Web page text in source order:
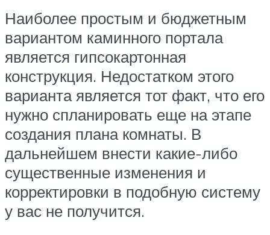
Наиболее простым и бюджетным
вариантом каминного портала
является гипсокартонная
конструкция. Недостатком этого
варианта является тот факт, что его
нужно спланировать еще на этапе
создания плана комнаты. В
дальнейшем внести какие-либо
существенные изменения и
корректировки в подобную систему
у вас не получится.